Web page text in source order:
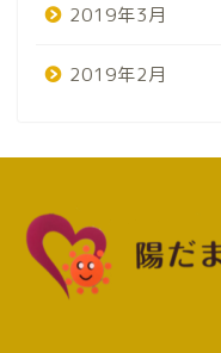
2019年3月
2019年2月